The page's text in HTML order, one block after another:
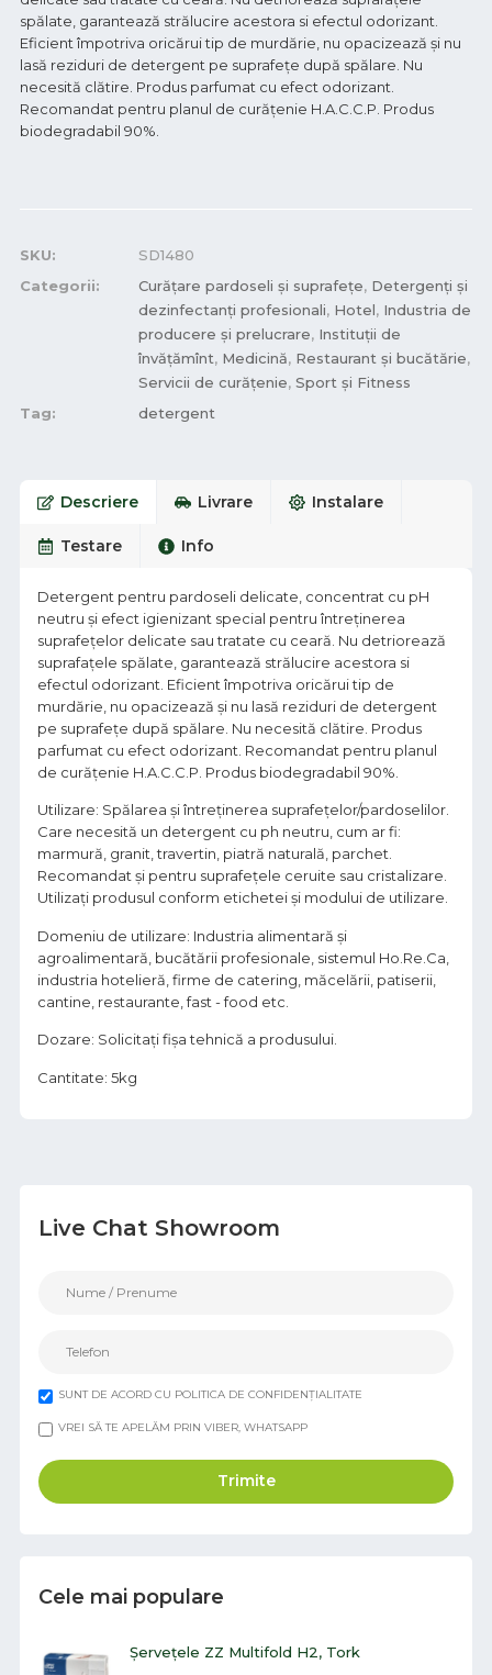
Live Chat Showroom
SUNT DE ACORD CU POLITICA DE CONFIDENȚIALITATE
VREI SĂ TE APELĂM PRIN VIBER, WHATSAPP
Trimite
Cele mai populare
Șervețele ZZ Multifold H2, Tork
spălate, garantează strălucire acestora si efectul odorizant.
Eficient împotriva oricărui tip de murdărie, nu opacizează şi nu
lasă reziduri de detergent pe suprafeţe după spălare. Nu
necesită clătire. Produs parfumat cu efect odorizant.
Recomandat pentru planul de curăţenie H.A.C.C.P. Produs
biodegradabil 90%.
SKU:
SD1480
Categorii:
Curățare pardoseli și suprafețe, Detergenți și
dezinfectanți profesionali, Hotel, Industria de
producere și prelucrare, Instituții de
învățămînt, Medicină, Restaurant și bucătărie,
Servicii de curățenie, Sport și Fitness
Tag:
detergent
Descriere Livrare Instalare
Testare Info
Detergent pentru pardoseli delicate, concentrat cu pH
neutru și efect igienizant special pentru întreţinerea
suprafeţelor delicate sau tratate cu ceară. Nu detriorează
suprafaţele spălate, garantează strălucire acestora si
efectul odorizant. Eficient împotriva oricărui tip de
murdărie, nu opacizează şi nu lasă reziduri de detergent
pe suprafeţe după spălare. Nu necesită clătire. Produs
parfumat cu efect odorizant. Recomandat pentru planul
de curăţenie H.A.C.C.P. Produs biodegradabil 90%.
Utilizare: Spălarea şi întreţinerea suprafeţelor/pardoselilor.
Care necesită un detergent cu ph neutru, cum ar fi:
marmură, granit, travertin, piatră naturală, parchet.
Recomandat şi pentru suprafeţele ceruite sau cristalizare.
Utilizaţi produsul conform etichetei şi modului de utilizare.
Domeniu de utilizare: Industria alimentară şi
agroalimentară, bucătării profesionale, sistemul Ho.Re.Ca,
industria hotelieră, firme de catering, măcelării, patiserii,
cantine, restaurante, fast - food etc.
Dozare: Solicitați fișa tehnică a produsului.
Cantitate: 5kg